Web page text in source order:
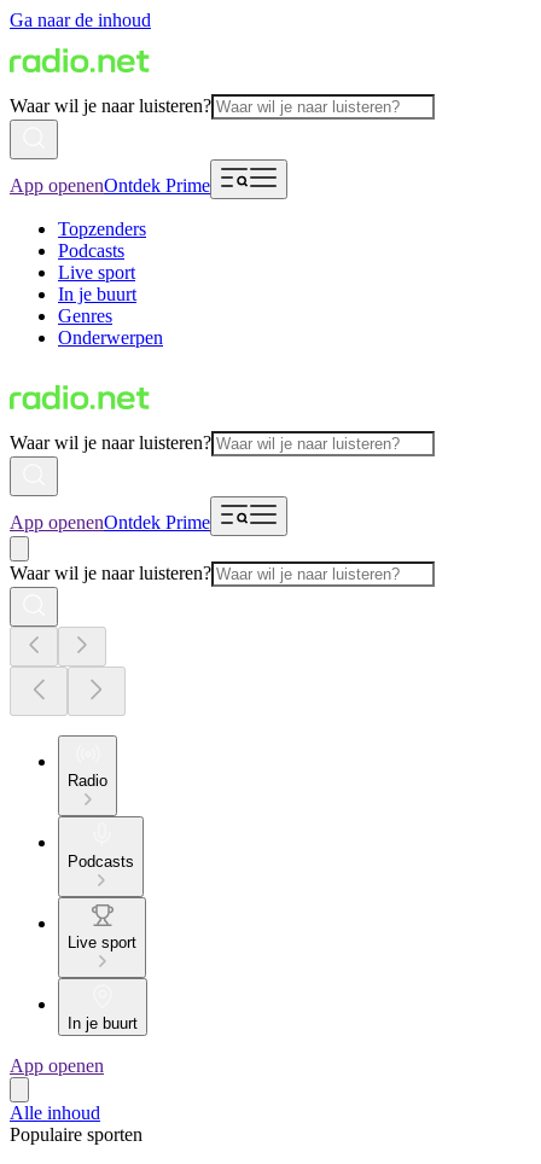
Ga naar de inhoud
Waar wil je naar luisteren?
App openenOntdek Prime
Topzenders
Podcasts
Live sport
In je buurt
Genres
Onderwerpen
Waar wil je naar luisteren?
App openenOntdek Prime
Waar wil je naar luisteren?
Radio
Podcasts
Live sport
In je buurt
App openen
Alle inhoud
Populaire sporten